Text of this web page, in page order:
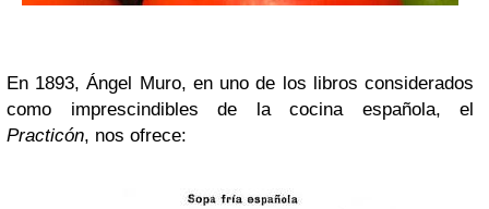
En 1893, Ángel Muro, en uno de los libros considerados
como imprescindibles de la cocina española, el
Practicón, nos ofrece: